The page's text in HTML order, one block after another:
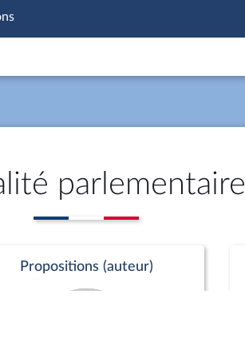
parlementaire
Propositions (auteur)